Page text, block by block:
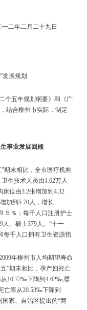
一二年二月二十九日
”发展规划
个五年规划纲要》和《广
结合柳州市实际，制定
事业发展回顾
”期末相比，全市医疗机构
卫生技术人员由1.62万人
床位由3.2张增加到 4.32
加到 5.70人，增长
５％；每千人口注册护士
人、硕士379人。 “十一
每千人口拥有卫生资源指
年柳州市人均期望寿命
”期末相比，孕产妇死亡
10.72‰下降到 4.62‰,婴
亡率从20.53‰下降到
国家、自治区提出的“两